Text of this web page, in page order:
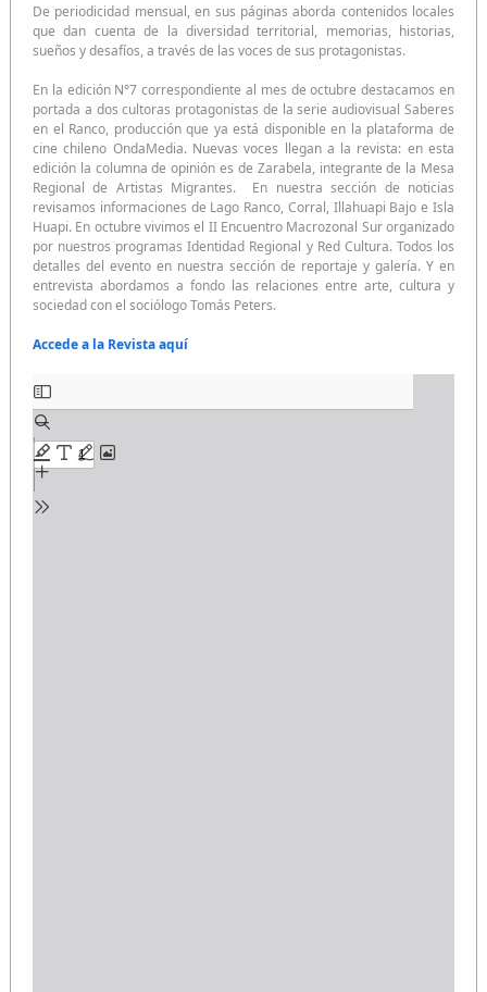
De periodicidad mensual, en sus páginas aborda contenidos locales
que dan cuenta de la diversidad territorial, memorias, historias,
sueños y desafíos, a través de las voces de sus protagonistas.
En la edición N°7 correspondiente al mes de octubre destacamos en
portada a dos cultoras protagonistas de la serie audiovisual Saberes
en el Ranco, producción que ya está disponible en la plataforma de
cine chileno OndaMedia. Nuevas voces llegan a la revista: en esta
edición la columna de opinión es de Zarabela, integrante de la Mesa
Regional de Artistas Migrantes. En nuestra sección de noticias
revisamos informaciones de Lago Ranco, Corral, Illahuapi Bajo e Isla
Huapi. En octubre vivimos el II Encuentro Macrozonal Sur organizado
por nuestros programas Identidad Regional y Red Cultura. Todos los
detalles del evento en nuestra sección de reportaje y galería. Y en
entrevista abordamos a fondo las relaciones entre arte, cultura y
sociedad con el sociólogo Tomás Peters.
Accede a la Revista aquí
Saltar
al
contenido
del
PDF